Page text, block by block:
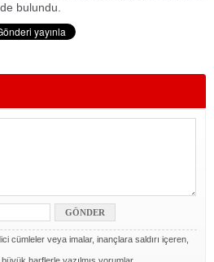
bulundu.
cümleler veya imalar, inançlara saldırı içeren,